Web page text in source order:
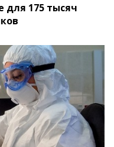
для 175 тысяч